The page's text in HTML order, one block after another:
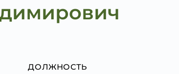
ДОЛЖНОСТЬ